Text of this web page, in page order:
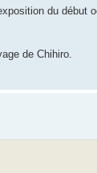
du début
de Chihiro.